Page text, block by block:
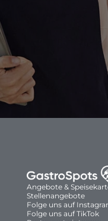
Angebote &
Stellenangebote
Folge uns auf
Folge uns auf TikTok